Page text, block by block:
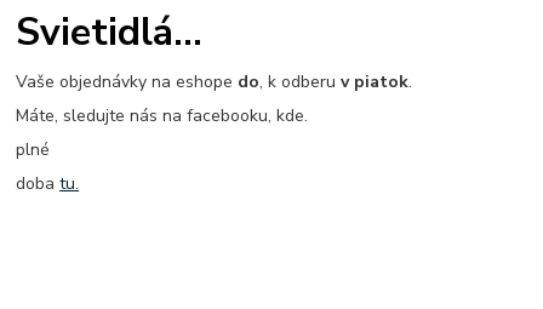
Svietidlá...
Vaše objednávky na eshope do, k odberuv piatok.
Máte, sledujte nás nafacebooku, kde.
plné
dobatu.